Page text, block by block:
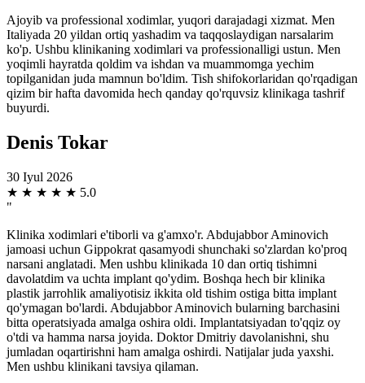
Ajoyib va professional xodimlar, yuqori darajadagi xizmat. Men
Italiyada 20 yildan ortiq yashadim va taqqoslaydigan narsalarim
ko'p. Ushbu klinikaning xodimlari va professionalligi ustun. Men
yoqimli hayratda qoldim va ishdan va muammomga yechim
topilganidan juda mamnun bo'ldim. Tish shifokorlaridan qo'rqadigan
qizim bir hafta davomida hech qanday qo'rquvsiz klinikaga tashrif
buyurdi.
Denis Tokar
30 Iyul 2026
★ ★ ★ ★ ★ 5.0
"
Klinika xodimlari e'tiborli va g'amxo'r. Abdujabbor Aminovich
jamoasi uchun Gippokrat qasamyodi shunchaki so'zlardan ko'proq
narsani anglatadi. Men ushbu klinikada 10 dan ortiq tishimni
davolatdim va uchta implant qo'ydim. Boshqa hech bir klinika
plastik jarrohlik amaliyotisiz ikkita old tishim ostiga bitta implant
qo'ymagan bo'lardi. Abdujabbor Aminovich bularning barchasini
bitta operatsiyada amalga oshira oldi. Implantatsiyadan to'qqiz oy
o'tdi va hamma narsa joyida. Doktor Dmitriy davolanishni, shu
jumladan oqartirishni ham amalga oshirdi. Natijalar juda yaxshi.
Men ushbu klinikani tavsiya qilaman.